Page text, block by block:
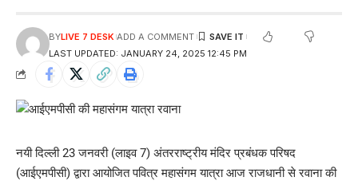
LAST UPDATED: JANUARY 24, 2025 12:45 PM
BYLIVE 7 DESK ADD A COMMENT
नयी दिल्ली 23 जनवरी (लाइव 7) अंतरराष्ट्रीय मंदिर प्रबंधक परिषद
(आईएमपीसी) द्वारा आयोजित पवित्र महासंगम यात्रा आज राजधानी से रवाना की